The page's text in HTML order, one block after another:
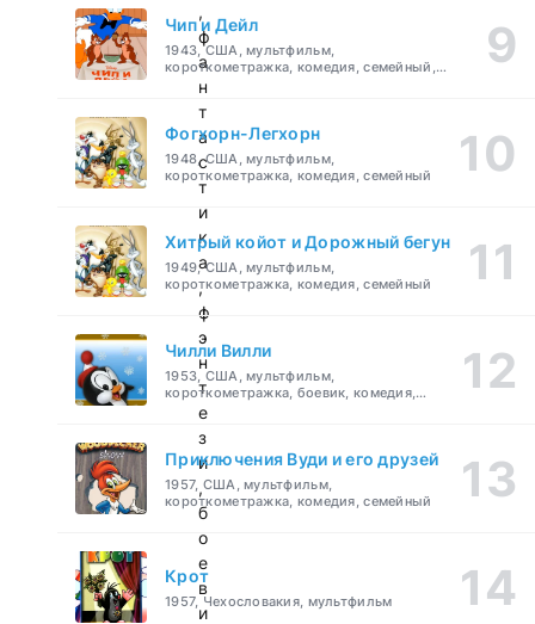
,
ф
а
н
т
а
с
т
и
к
а
,
ф
э
н
т
е
з
и
,
б
о
е
в
и
Чип и Дейл
1943, США, мультфильм,
короткометражка, комедия, семейный,
детский
Фогхорн-Легхорн
1948, США, мультфильм,
короткометражка, комедия, семейный
Хитрый койот и Дорожный бегун
1949, США, мультфильм,
короткометражка, комедия, семейный
Чилли Вилли
1953, США, мультфильм,
короткометражка, боевик, комедия,
приключения, семейный
Приключения Вуди и его друзей
1957, США, мультфильм,
короткометражка, комедия, семейный
Крот
1957, Чехословакия, мультфильм